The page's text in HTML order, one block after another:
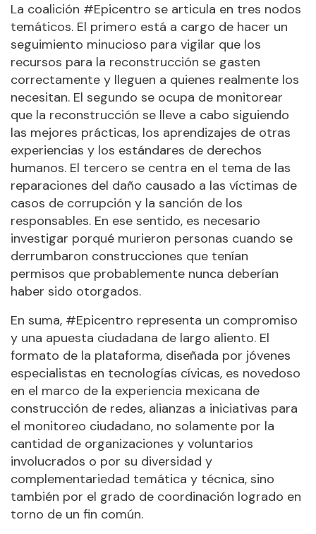
La coalición #Epicentro se articula en tres nodos
temáticos. El primero está a cargo de hacer un
seguimiento minucioso para vigilar que los
recursos para la reconstrucción se gasten
correctamente y lleguen a quienes realmente los
necesitan. El segundo se ocupa de monitorear
que la reconstrucción se lleve a cabo siguiendo
las mejores prácticas, los aprendizajes de otras
experiencias y los estándares de derechos
humanos. El tercero se centra en el tema de las
reparaciones del daño causado a las víctimas de
casos de corrupción y la sanción de los
responsables. En ese sentido, es necesario
investigar porqué murieron personas cuando se
derrumbaron construcciones que tenían
permisos que probablemente nunca deberían
haber sido otorgados.
En suma, #Epicentro representa un compromiso
y una apuesta ciudadana de largo aliento. El
formato de la plataforma, diseñada por jóvenes
especialistas en tecnologías cívicas, es novedoso
en el marco de la experiencia mexicana de
construcción de redes, alianzas a iniciativas para
el monitoreo ciudadano, no solamente por la
cantidad de organizaciones y voluntarios
involucrados o por su diversidad y
complementariedad temática y técnica, sino
también por el grado de coordinación logrado en
torno de un fin común.